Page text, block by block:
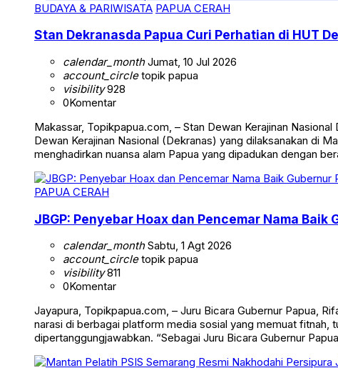
BUDAYA & PARIWISATA PAPUA CERAH
Stan Dekranasda Papua Curi Perhatian di HUT
calendar_monthJumat, 10 Jul 2026
account_circletopik papua
visibility928
0Komentar
Makassar, Topikpapua.com, – Stan Dewan Kerajinan
Dewan Kerajinan Nasional (Dekranas) yang dilaksanakan di
menghadirkan nuansa alam Papua yang dipadukan dengan
PAPUA CERAH
JBGP: Penyebar Hoax dan Pencemar Nama
calendar_monthSabtu, 1 Agt 2026
account_circletopik papua
visibility811
0Komentar
Jayapura, Topikpapua.com, – Juru Bicara Gubernur Papua,
narasi di berbagai platform media sosial yang memuat fitnah,
dipertanggungjawabkan. “Sebagai Juru Bicara Gubernur